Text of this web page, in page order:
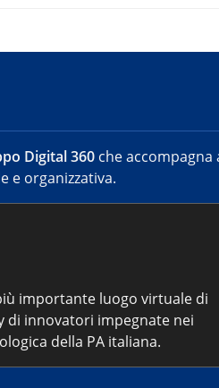
Digital 360 che
e organizzativa.
importante luogo virtuale di
innovatori impegnate nei
della PA italiana.